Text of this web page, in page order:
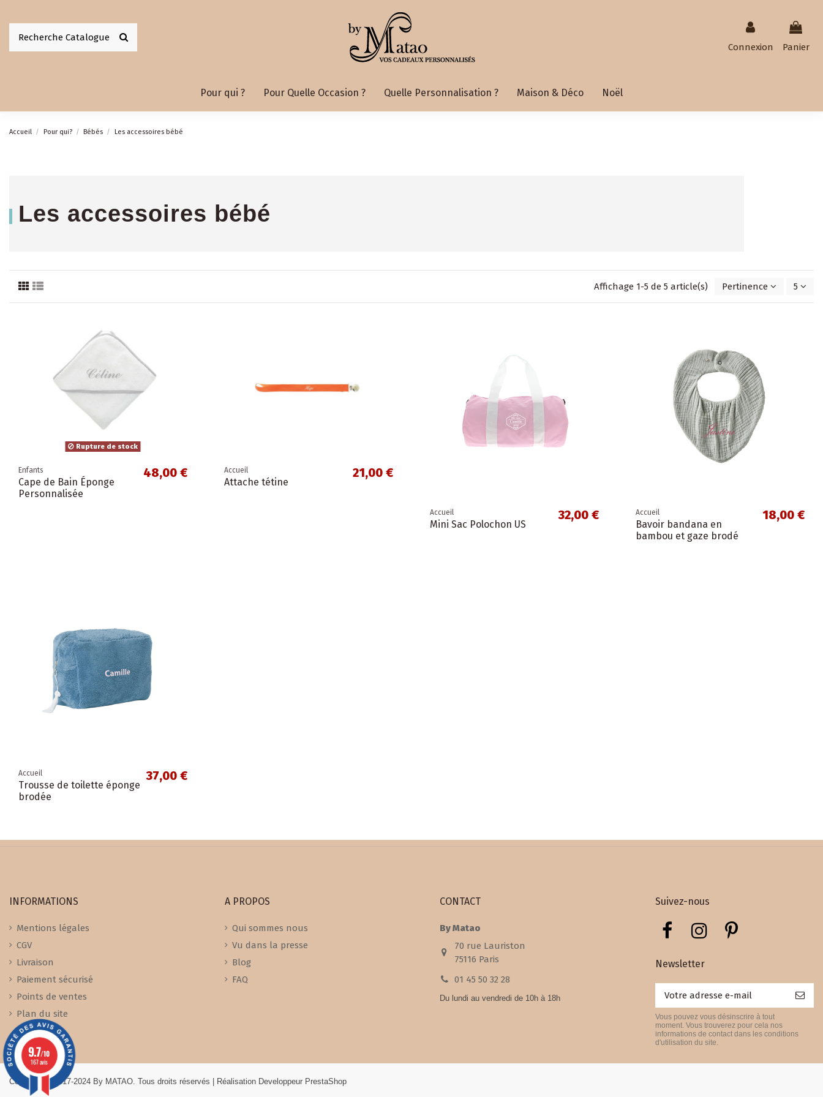
Connexion Panier
Pour qui ? Pour Quelle Occasion ? Quelle Personnalisation ? Maison & Déco Noël
Accueil Pour qui? Bébés Les accessoires bébé
Les accessoires bébé
Affichage 1-5 de 5 article(s) Pertinence 5
Rupture de stock
Enfants
Cape de Bain Éponge
Personnalisée
48,00 € Accueil
Attache tétine
21,00 €
Accueil
Mini Sac Polochon US
32,00 € Accueil
Bavoir bandana en
bambou et gaze brodé
18,00 €
Accueil
Trousse de toilette éponge
brodée
37,00 €
INFORMATIONS
Mentions légales
CGV
Livraison
Paiement sécurisé
Points de ventes
Plan du site
A PROPOS
Qui sommes nous
Vu dans la presse
Blog
FAQ
CONTACT
By Matao
70 rue Lauriston
75116 Paris
01 45 50 32 28
Du lundi au vendredi de 10h à 18h
Suivez-nous
Newsletter
Vous pouvez vous désinscrire à tout
moment. Vous trouverez pour cela nos
informations de contact dans les conditions
d'utilisation du site.
Copyright © 2017-2024 By MATAO. Tous droits réservés | Réalisation Developpeur PrestaShop
9.7/10
167 avis